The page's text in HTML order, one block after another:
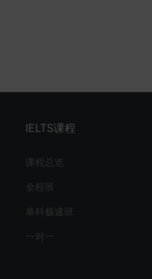
IELTS课程
课程总览
全程班
单科极速班
一对一